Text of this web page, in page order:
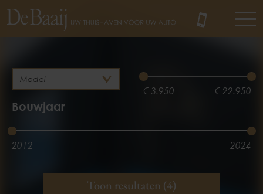
€ 3.950 € 22.950
Bouwjaar
2012 2024
Toon resultaten (4)